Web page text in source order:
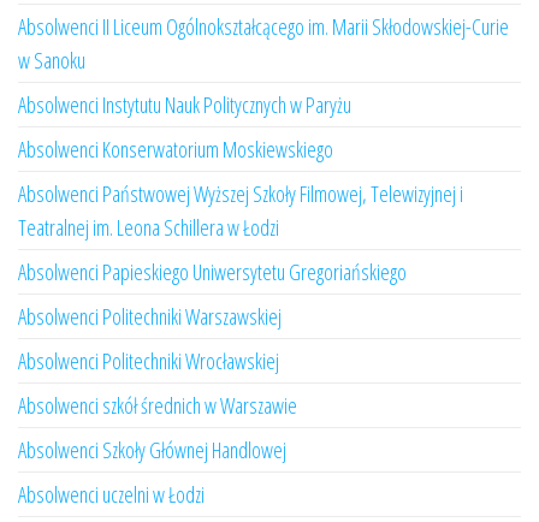
Absolwenci II Liceum Ogólnokształcącego im. Marii Skłodowskiej-Curie
w Sanoku
Absolwenci Instytutu Nauk Politycznych w Paryżu
Absolwenci Konserwatorium Moskiewskiego
Absolwenci Państwowej Wyższej Szkoły Filmowej, Telewizyjnej i
Teatralnej im. Leona Schillera w Łodzi
Absolwenci Papieskiego Uniwersytetu Gregoriańskiego
Absolwenci Politechniki Warszawskiej
Absolwenci Politechniki Wrocławskiej
Absolwenci szkół średnich w Warszawie
Absolwenci Szkoły Głównej Handlowej
Absolwenci uczelni w Łodzi